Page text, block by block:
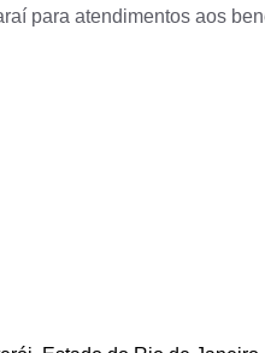
para atendimentos aos